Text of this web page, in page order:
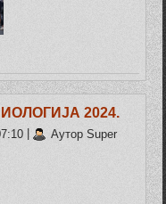
2024.
Аутор Super